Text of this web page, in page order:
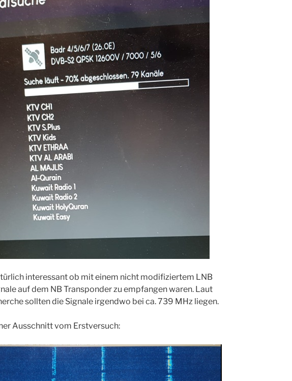
interessant ob mit einem nicht modifiziertem LNB
auf dem NB Transponder zu empfangen waren. Laut
sollten die Signale irgendwo bei ca. 739 MHz liegen.
Ausschnitt vom Erstversuch: